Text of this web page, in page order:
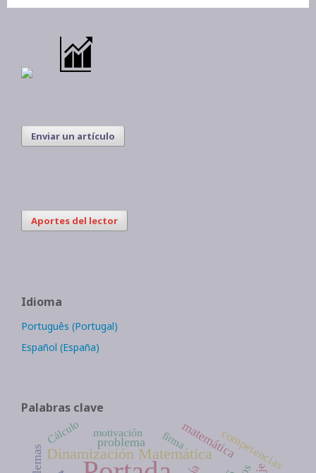
Enviar un artículo
Aportes del lector
Idioma
Português (Portugal)
Español (España)
Palabras clave
Dinamización Matemática
matemática
problema competencias
motivación firma
Cálculo